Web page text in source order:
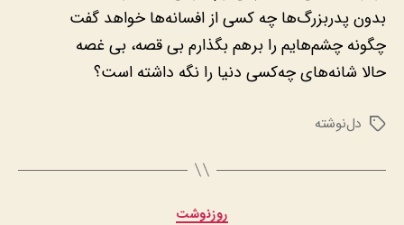
بدون پدربزرگ‌ها چه کسی از افسانه‌ها خواهد گفت
چگونه چشم‌هایم را برهم بگذارم بی قصه، بی غصه
حالا شانه‌های چه‌کسی دنیا را نگه داشته است؟
برچسب‌ها
دل‌نوشته
دسته‌ها
روزنوشت